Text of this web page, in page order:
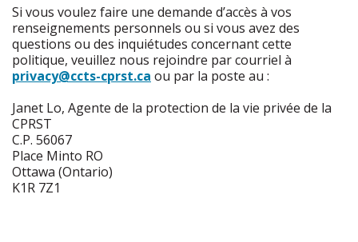
Si vous voulez faire une demande d’accès à vos
renseignements personnels ou si vous avez des
questions ou des inquiétudes concernant cette
politique, veuillez nous rejoindre par courriel à
privacy@ccts-cprst.ca ou par la poste au :
Janet Lo, Agente de la protection de la vie privée de la
CPRST
C.P. 56067
Place Minto RO
Ottawa (Ontario)
K1R 7Z1